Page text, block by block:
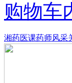
购物车
湘药医课药师风采